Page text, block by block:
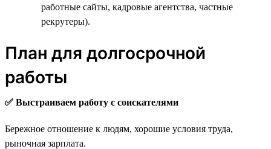
работные сайты, кадровые агентства, частные
рекрутеры).
План для долгосрочной
работы
✅ Выстраиваем работу с соискателями
Бережное отношение к людям, хорошие условия труда,
рыночная зарплата.